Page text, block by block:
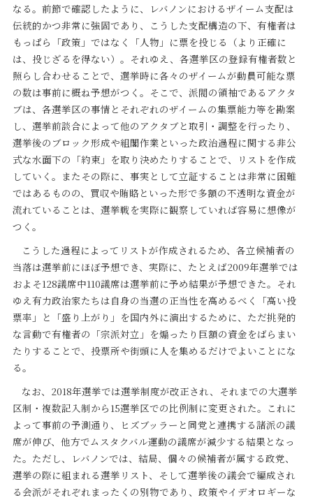
なる。前節で確認したように、レバノンにおけるザイーム支配は
伝統的かつ非常に強固であり、こうした支配構造の下、有権者は
もっぱら「政策」ではなく「人物」に票を投じる（より正確に
は、投じざるを得ない）。それゆえ、各選挙区の登録有権者数と
照らし合わせることで、選挙時に各々のザイームが動員可能な票
の数は事前に概ね予想がつく。そこで、派閥の領袖であるアクタ
ブは、各選挙区の事情とそれぞれのザイームの集票能力等を勘案
し、選挙前談合によって他のアクタブと取引・調整を行ったり、
選挙後のブロック形成や組閣作業といった政治過程に関する非公
式な水面下の「約束」を取り決めたりすることで、リストを作成
していく。またその際に、事実として立証することは非常に困難
ではあるものの、買収や賄賂といった形で多額の不透明な資金が
流れていることは、選挙戦を実際に観察していれば容易に想像が
つく。
こうした過程によってリストが作成されるため、各立候補者の
当落は選挙前にほぼ予想でき、実際に、たとえば2009年選挙では
およそ128議席中110議席は選挙前に予め結果が予想できた。それ
ゆえ有力政治家たちは自身の当選の正当性を高めるべく「高い投
票率」と「盛り上がり」を国内外に演出するために、ただ挑発的
な言動で有権者の「宗派対立」を煽ったり巨額の資金をばらまい
たりすることで、投票所や街頭に人を集めるだけでよいことにな
る。
なお、2018年選挙では選挙制度が改正され、それまでの大選挙
区制・複数記入制から15選挙区での比例制に変更された。これに
よって事前の予測通り、ヒズブッラーと同党と連携する諸派の議
席が伸び、他方でムスタクバル運動の議席が減少する結果となっ
た。ただし、レバノンでは、結局、個々の候補者が属する政党、
選挙の際に組まれる選挙リスト、そして選挙後の議会で編成され
る会派がそれぞれまったくの別物であり、政策やイデオロギーな